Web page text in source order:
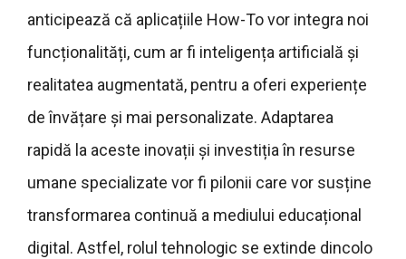
anticipează că aplicațiile How-To vor integra noi
funcționalități, cum ar fi inteligența artificială și
realitatea augmentată, pentru a oferi experiențe
de învățare și mai personalizate. Adaptarea
rapidă la aceste inovații și investiția în resurse
umane specializate vor fi pilonii care vor susține
transformarea continuă a mediului educațional
digital. Astfel, rolul tehnologic se extinde dincolo